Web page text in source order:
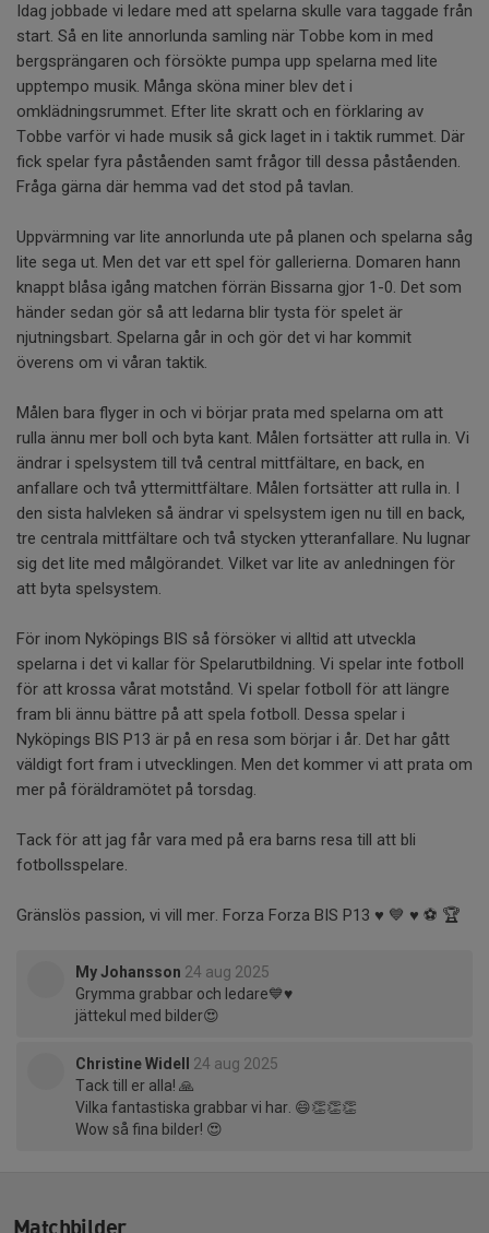
Idag jobbade vi ledare med att spelarna skulle vara taggade från
start. Så en lite annorlunda samling när Tobbe kom in med
bergsprängaren och försökte pumpa upp spelarna med lite
upptempo musik. Många sköna miner blev det i
omklädningsrummet. Efter lite skratt och en förklaring av
Tobbe varför vi hade musik så gick laget in i taktik rummet. Där
fick spelar fyra påståenden samt frågor till dessa påståenden.
Fråga gärna där hemma vad det stod på tavlan.
Uppvärmning var lite annorlunda ute på planen och spelarna såg
lite sega ut. Men det var ett spel för gallerierna. Domaren hann
knappt blåsa igång matchen förrän Bissarna gjor 1-0. Det som
händer sedan gör så att ledarna blir tysta för spelet är
njutningsbart. Spelarna går in och gör det vi har kommit
överens om vi våran taktik.
Målen bara flyger in och vi börjar prata med spelarna om att
rulla ännu mer boll och byta kant. Målen fortsätter att rulla in. Vi
ändrar i spelsystem till två central mittfältare, en back, en
anfallare och två yttermittfältare. Målen fortsätter att rulla in. I
den sista halvleken så ändrar vi spelsystem igen nu till en back,
tre centrala mittfältare och två stycken ytteranfallare. Nu lugnar
sig det lite med målgörandet. Vilket var lite av anledningen för
att byta spelsystem.
För inom Nyköpings BIS så försöker vi alltid att utveckla
spelarna i det vi kallar för Spelarutbildning. Vi spelar inte fotboll
för att krossa vårat motstånd. Vi spelar fotboll för att längre
fram bli ännu bättre på att spela fotboll. Dessa spelar i
Nyköpings BIS P13 är på en resa som börjar i år. Det har gått
väldigt fort fram i utvecklingen. Men det kommer vi att prata om
mer på föräldramötet på torsdag.
Tack för att jag får vara med på era barns resa till att bli
fotbollsspelare.
Gränslös passion, vi vill mer. Forza Forza BIS P13 ♥️ 💙 ♥️ ⚽ 🏆
My Johansson 24 aug 2025
Grymma grabbar och ledare💙♥️
jättekul med bilder😍
Christine Widell
24 aug 2025
Tack till er alla! 🙏
Vilka fantastiska grabbar vi har. 😄👏👏👏
Wow så fina bilder! 😍
Matchbilder